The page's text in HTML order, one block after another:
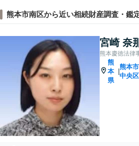
熊本市南区から近い相続財産調査・鑑
宮崎 奈
熊本慶徳法律
熊
本
県
熊本市
中央区